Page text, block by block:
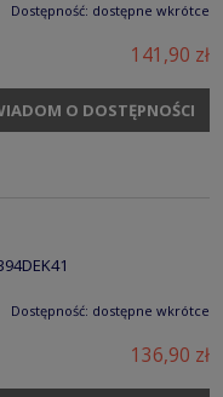
Dostępność: dostępne wkrótce
141,90 zł
O DOSTĘPNOŚCI
Dostępność: dostępne wkrótce
136,90 zł